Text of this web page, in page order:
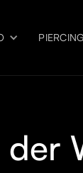
PIERCING
der